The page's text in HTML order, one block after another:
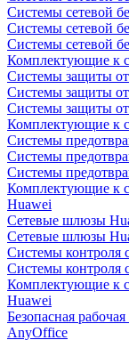
Системы сетевой
Системы сетевой
Системы сетевой
Комплектующие к
Системы защиты
Системы защиты
Системы защиты
Комплектующие к
Системы
Системы
Системы
Комплектующие к
Huawei
Сетевые шлюзы
Сетевые шлюзы
Системы контроля
Системы контроля
Комплектующие к
Huawei
Безопасная
AnyOffice